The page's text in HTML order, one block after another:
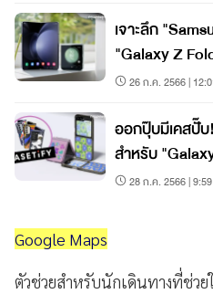
เจาะลึก
"Galaxy Z
อย่างไร
26 ก.ค. 2566 |
ออกปุ๊บมีเคสปั๊
สำหรับ
Fold5"
28 ก.ค. 2566 | 9:59
Google Maps
ตัวช่วยสำหรับนักเดินทางที่ช่ว